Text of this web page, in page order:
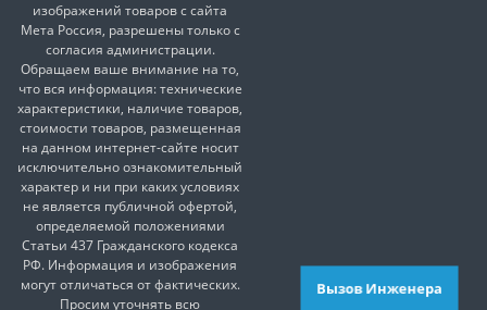
изображений товаров с сайта
Мета Россия, разрешены только с
согласия администрации.
Обращаем ваше внимание на то,
что вся информация: технические
характеристики, наличие товаров,
стоимости товаров, размещенная
на данном интернет-сайте носит
исключительно ознакомительный
характер и ни при каких условиях
не является публичной офертой,
определяемой положениями
Статьи 437 Гражданского кодекса
РФ. Информация и изображения
могут отличаться от фактических.
Просим уточнять всю
Вызов Инженера